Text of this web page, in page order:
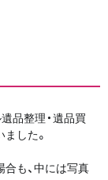
品整理・遺品買
した。
も、中には写真